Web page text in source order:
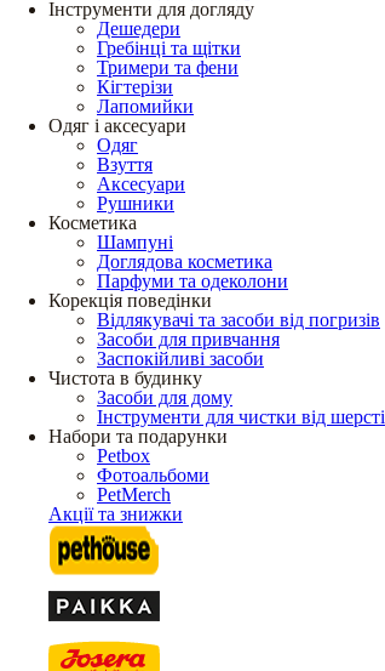
Інструменти для догляду
Дешедери
Гребінці та щітки
Тримери та фени
Кігтерізи
Лапомийки
Одяг і аксесуари
Одяг
Взуття
Аксесуари
Рушники
Косметика
Шампуні
Доглядова косметика
Парфуми та одеколони
Корекція поведінки
Відлякувачі та засоби від погризів
Засоби для привчання
Заспокійливі засоби
Чистота в будинку
Засоби для дому
Інструменти для чистки від шерсті
Набори та подарунки
Petbox
Фотоальбоми
PetMerch
Акції та знижки